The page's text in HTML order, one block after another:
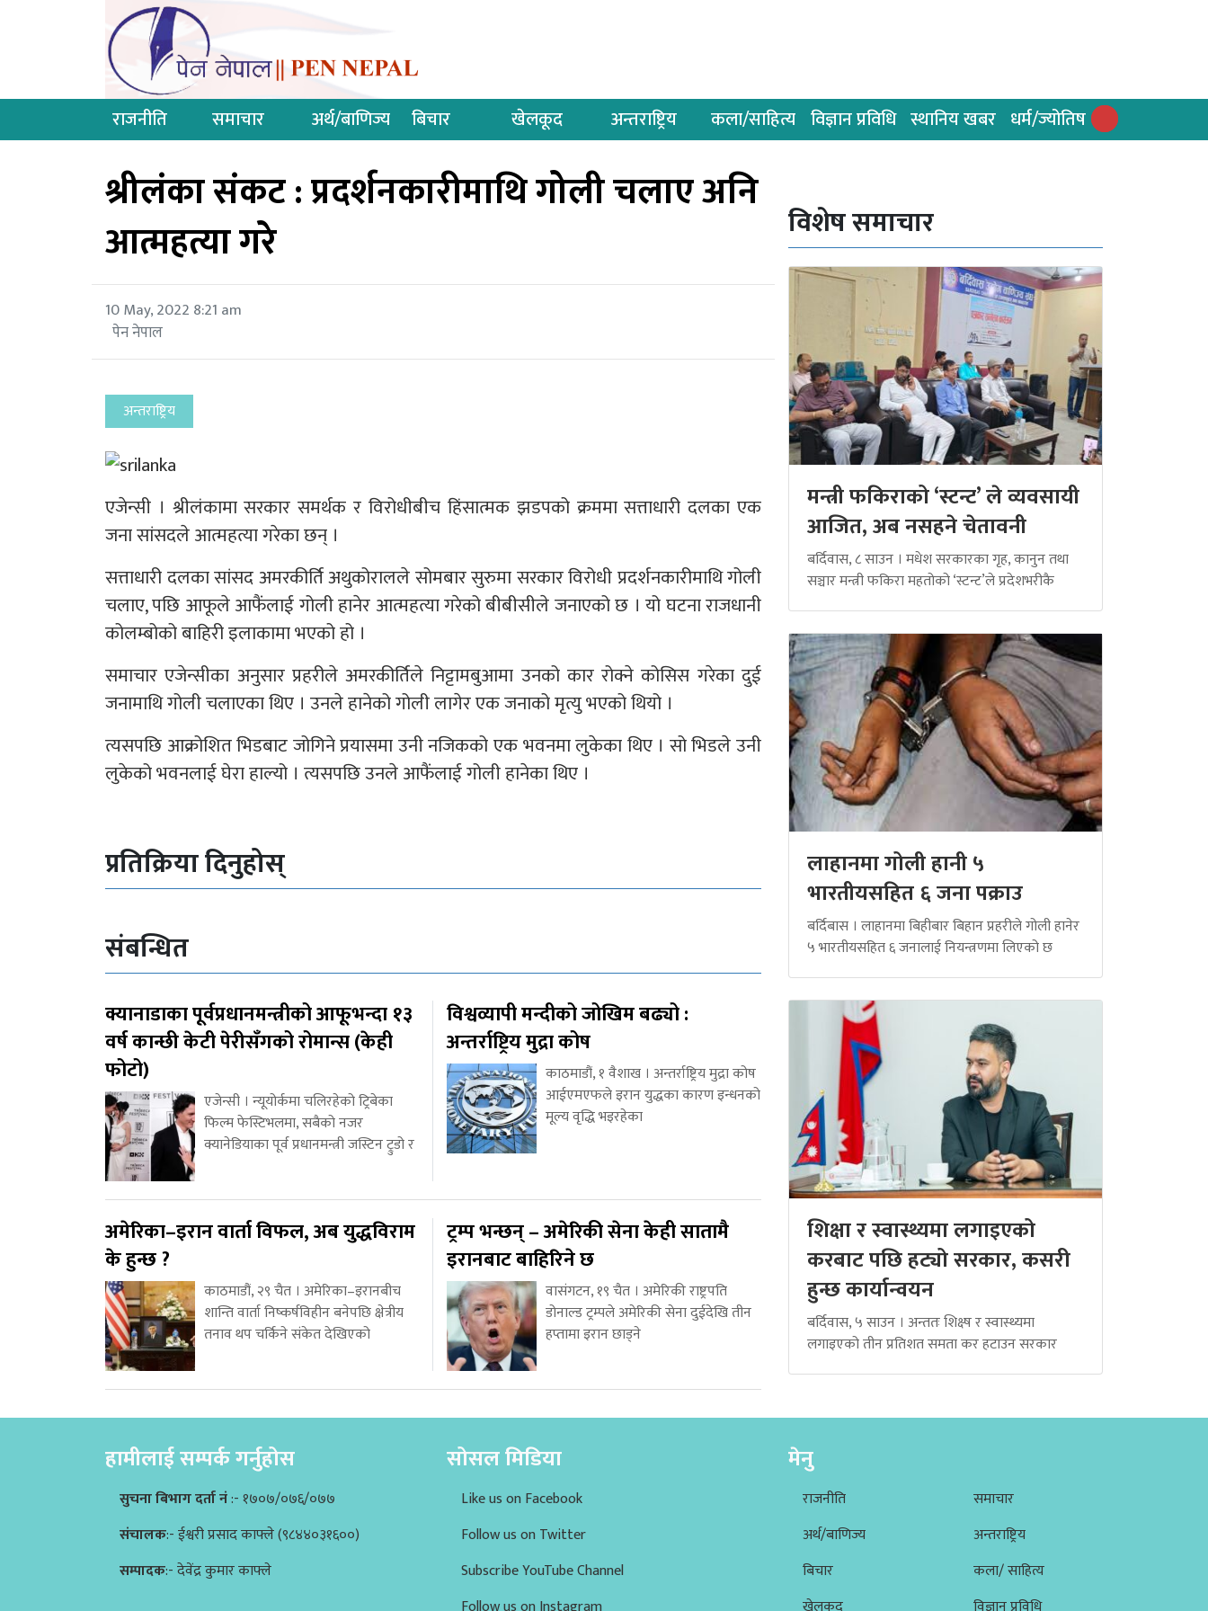
राजनीति समाचार अर्थ/बाणिज्य बिचार खेलकूद अन्तराष्ट्रिय कला/साहित्य विज्ञान प्रविधि स्थानिय खबर धर्म/ज्योतिष
श्रीलंका संकट : प्रदर्शनकारीमाथि गोली चलाए अनि
आत्महत्या गरे
10 May, 2022 8:21 am
पेन नेपाल
अन्तराष्ट्रिय
एजेन्सी । श्रीलंकामा सरकार समर्थक र विरोधीबीच हिंसात्मक झडपको क्रममा सत्ताधारी दलका एक
जना सांसदले आत्महत्या गरेका छन् ।
सत्ताधारी दलका सांसद अमरकीर्ति अथुकोरालले सोमबार सुरुमा सरकार विरोधी प्रदर्शनकारीमाथि गोली
चलाए, पछि आफूले आफैंलाई गोली हानेर आत्महत्या गरेको बीबीसीले जनाएको छ । यो घटना राजधानी
कोलम्बोको बाहिरी इलाकामा भएको हो ।
समाचार एजेन्सीका अनुसार प्रहरीले अमरकीर्तिले निट्टामबुआमा उनको कार रोक्ने कोसिस गरेका दुई
जनामाथि गोली चलाएका थिए । उनले हानेको गोली लागेर एक जनाको मृत्यु भएको थियो ।
त्यसपछि आक्रोशित भिडबाट जोगिने प्रयासमा उनी नजिकको एक भवनमा लुकेका थिए । सो भिडले उनी
लुकेको भवनलाई घेरा हाल्यो । त्यसपछि उनले आफैंलाई गोली हानेका थिए ।
प्रतिक्रिया दिनुहोस्
संबन्धित
क्यानाडाका पूर्वप्रधानमन्त्रीको आफूभन्दा १३
वर्ष कान्छी केटी पेरीसँगको रोमान्स (केही
फोटो)
एजेन्सी । न्यूयोर्कमा चलिरहेको ट्रिबेका
फिल्म फेस्टिभलमा, सबैको नजर
क्यानेडियाका पूर्व प्रधानमन्त्री जस्टिन ट्रुडो र
विश्वव्यापी मन्दीको जोखिम बढ्यो :
अन्तर्राष्ट्रिय मुद्रा कोष
काठमाडौं, १ वैशाख । अन्तर्राष्ट्रिय मुद्रा कोष
आईएमएफले इरान युद्धका कारण इन्धनको
मूल्य वृद्धि भइरहेका
अमेरिका–इरान वार्ता विफल, अब युद्धविराम
के हुन्छ ?
काठमाडौं, २९ चैत । अमेरिका–इरानबीच
शान्ति वार्ता निष्कर्षविहीन बनेपछि क्षेत्रीय
तनाव थप चर्किने संकेत देखिएको
ट्रम्प भन्छन् – अमेरिकी सेना केही सातामै
इरानबाट बाहिरिने छ
वासंगटन, १९ चैत । अमेरिकी राष्ट्रपति
डोनाल्ड ट्रम्पले अमेरिकी सेना दुईदेखि तीन
हप्तामा इरान छाड्ने
विशेष समाचार
मन्त्री फकिराको ‘स्टन्ट’ ले व्यवसायी
आजित, अब नसहने चेतावनी
बर्दिवास, ८ साउन । मधेश सरकारका गृह, कानुन तथा
सञ्चार मन्त्री फकिरा महतोको ‘स्टन्ट’ले प्रदेशभरीकै
लाहानमा गोली हानी ५
भारतीयसहित ६ जना पक्राउ
बर्दिबास । लाहानमा बिहीबार बिहान प्रहरीले गोली हानेर
५ भारतीयसहित ६ जनालाई नियन्त्रणमा लिएको छ
शिक्षा र स्वास्थ्यमा लगाइएको
करबाट पछि हट्यो सरकार, कसरी
हुन्छ कार्यान्वयन
बर्दिवास, ५ साउन । अन्ततः शिक्ष्ष र स्वास्थ्यमा
लगाइएको तीन प्रतिशत समता कर हटाउन सरकार
हामीलाई सम्पर्क गर्नुहोस
सुचना बिभाग दर्ता नं:- १७०७/०७६/०७७
संचालक:- ईश्वरी प्रसाद काफ्ले (९८४४०३१६००)
सम्पादक:- देवेंद्र कुमार काफ्ले
सोसल मिडिया
Like us on Facebook
Follow us on Twitter
Subscribe YouTube Channel
मेनु
राजनीति
अर्थ/बाणिज्य
बिचार
समाचार
अन्तराष्ट्रिय
कला/ साहित्य